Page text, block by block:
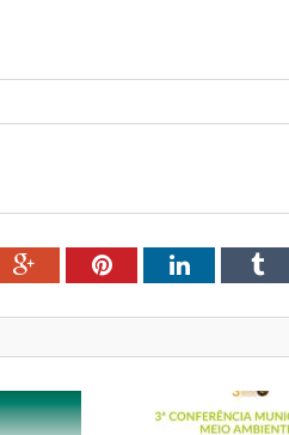
Google+PinterestLinkedIn